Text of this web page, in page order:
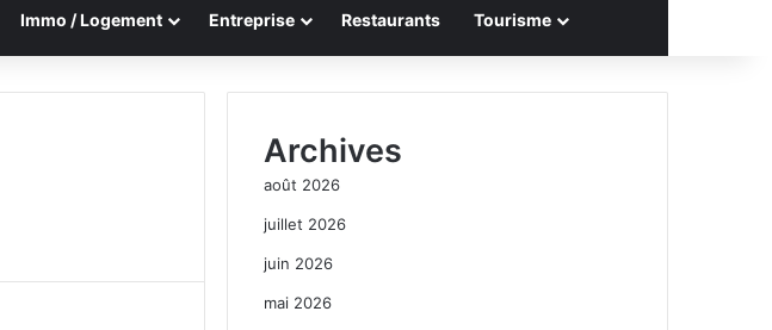
Immo / Logement Entreprise Restaurants Tourisme
Archives
août 2026
juillet 2026
juin 2026
mai 2026